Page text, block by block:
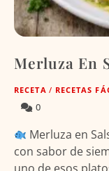
Merluza En
RECETA / RECETAS
0
Merluza en
con sabor de
uno de esos